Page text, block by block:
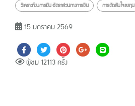
วิเคราะห์งบการเงิน อัตราส่วนทางการเงิน
การตัดสินใจลงทุน
15 มกราคม 2569
ผู้ชม 12113 ครั้ง